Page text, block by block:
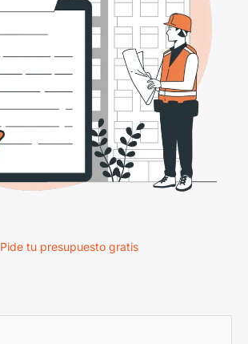
Pide tu presupuesto gratis